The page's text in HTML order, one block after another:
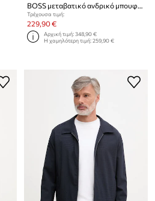
Τρέχουσα τιμή:
229,90 €
Αρχική τιμή:348,90 €
Η χαμηλότερη τιμή:259,90 €